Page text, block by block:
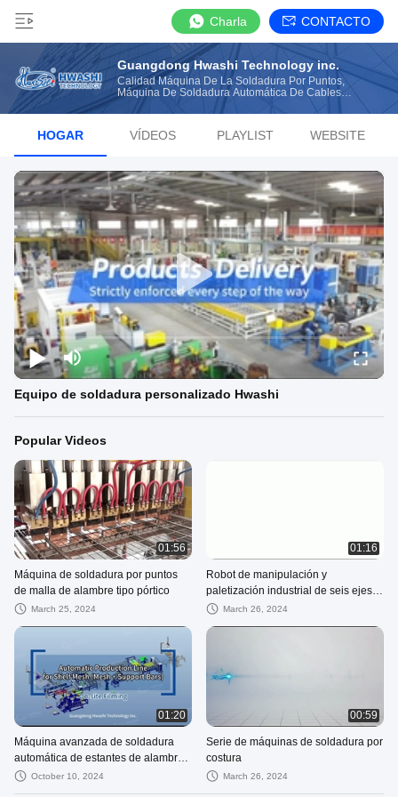
Charla CONTACTO
Guangdong Hwashi Technology inc.
Calidad Máquina De La Soldadura Por Puntos,
Máquina De Soldadura Automática De Cables
Manufacturer From China
HOGAR VÍDEOS PLAYLIST WEBSITE
Equipo de soldadura personalizado Hwashi
Popular Videos
01:56
Máquina de soldadura por puntos
de malla de alambre tipo pórtico
March 25, 2024
01:16
Robot de manipulación y
paletización industrial de seis ejes
de China.
March 26, 2024
01:20
Máquina avanzada de soldadura
automática de estantes de alambre
para línea de producción de
October 10, 2024
00:59
Serie de máquinas de soldadura por
costura
March 26, 2024